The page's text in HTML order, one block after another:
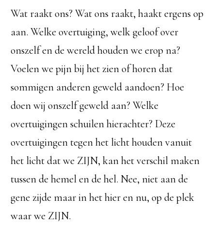
Wat raakt ons? Wat ons raakt, haakt ergens op
aan. Welke overtuiging, welk geloof over
onszelf en de wereld houden we erop na?
Voelen we pijn bij het zien of horen dat
sommigen anderen geweld aandoen? Hoe
doen wij onszelf geweld aan? Welke
overtuigingen schuilen hierachter? Deze
overtuigingen tegen het licht houden vanuit
het licht dat we ZIJN, kan het verschil maken
tussen de hemel en de hel. Nee, niet aan de
gene zijde maar in het hier en nu, op de plek
waar we ZIJN.